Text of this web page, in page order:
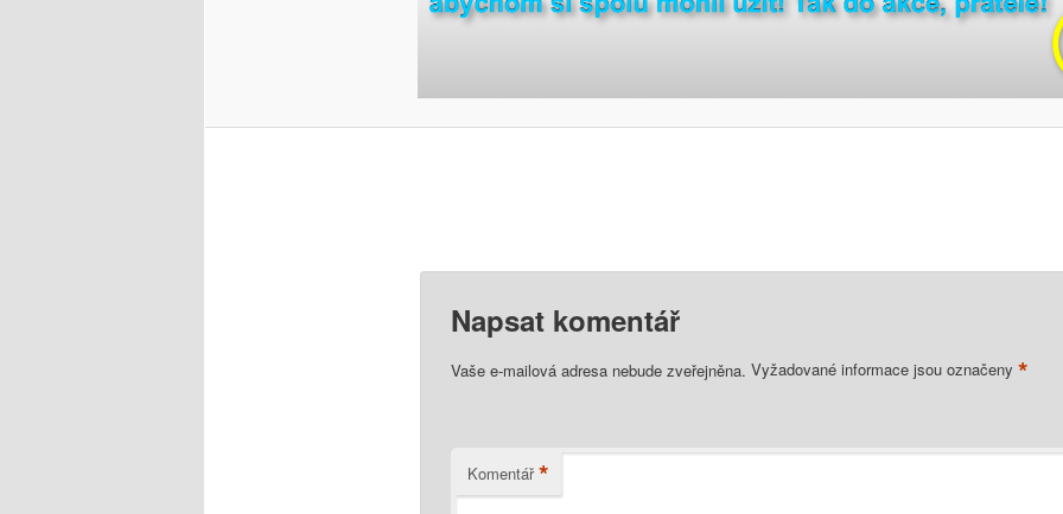
Napsat komentář
Vaše e-mailová adresa nebude zveřejněna. Vyžadované informace jsou označeny *
Komentář *